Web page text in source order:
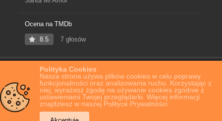
Polityka Cookies
Nasza strona używa plików cookies w celu poprawy
funkcjonalności oraz analizowania ruchu. Korzystając z
niej, wyrażasz zgodę na używanie cookies zgodnie z
ustawieniami Twojej przeglądarki. Więcej informacji
znajdziesz w naszej Polityce Prywatności.
Ocena na TMDb
8.5 7 głosów
Film Online Randka z Mikołajem